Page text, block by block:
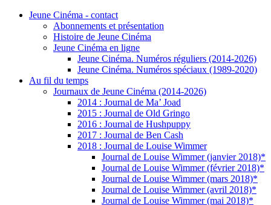
Jeune Cinéma - contact
Abonnements et présentation
Histoire de Jeune Cinéma
Jeune Cinéma en ligne
Jeune Cinéma. Numéros réguliers (2014-2026)
Jeune Cinéma. Numéros spéciaux (1989-2020)
Au fil du temps
Journaux de Jeune Cinéma (2014-2026)
2014 : Journal de Ma’ Joad
2015 : Journal de Old Gringo
2016 : Journal de Hushpuppy
2017 : Journal de Ben Cash
2018 : Journal de Louise Wimmer
Journal de Louise Wimmer (janvier 2018)*
Journal de Louise Wimmer (février 2018)*
Journal de Louise Wimmer (mars 2018)*
Journal de Louise Wimmer (avril 2018)*
Journal de Louise Wimmer (mai 2018)*